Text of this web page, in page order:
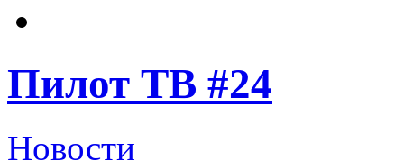
Пилот ТВ #24
Новости